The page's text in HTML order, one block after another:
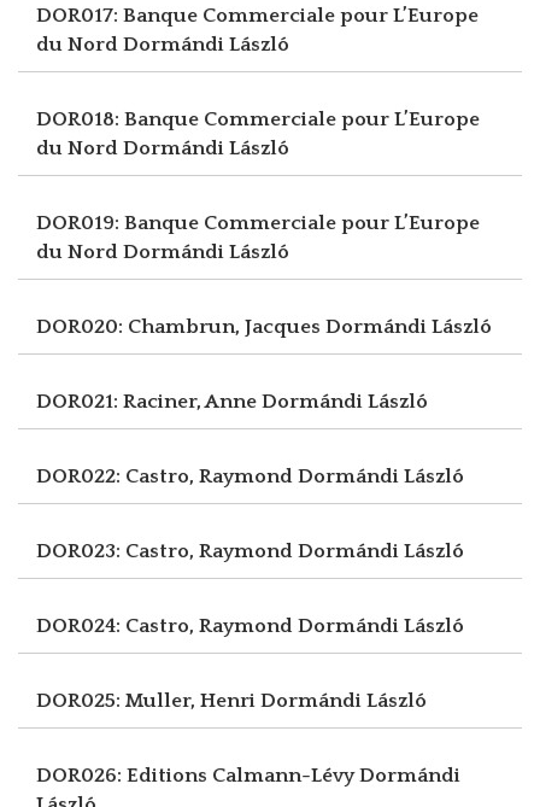
DOR017: Banque Commerciale pour L’Europe
du Nord Dormándi László
DOR018: Banque Commerciale pour L’Europe
du Nord Dormándi László
DOR019: Banque Commerciale pour L’Europe
du Nord Dormándi László
DOR020: Chambrun, Jacques Dormándi László
DOR021: Raciner, Anne Dormándi László
DOR022: Castro, Raymond Dormándi László
DOR023: Castro, Raymond Dormándi László
DOR024: Castro, Raymond Dormándi László
DOR025: Muller, Henri Dormándi László
DOR026: Editions Calmann-LévyDormándi